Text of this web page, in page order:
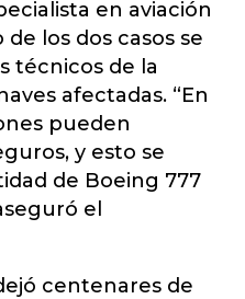
en aviación
los dos casos se
técnicos de la
afectadas. “En
pueden
y esto se
de Boeing 777
el
centenares de